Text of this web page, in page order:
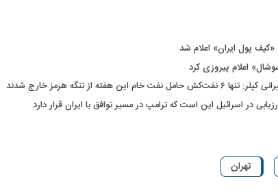
پول ایران» اعلام شد
اعلام پیروزی کرد
این هفته از تنگه هرمز خارج شدند
تهران